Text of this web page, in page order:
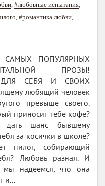
, #любовные испытания,
, #романтика любви,
ПОПУЛЯРНЫХ
ПРОЗЫ!
ДЛЯ СЕБЯ И СВОИХ
любящий человек
превыше своего.
приносит тебе кофе?
дать шанс бывшему
за косички в школе?
пилот, собирающий
Любовь разная. И
мы надеемся, что она
и...